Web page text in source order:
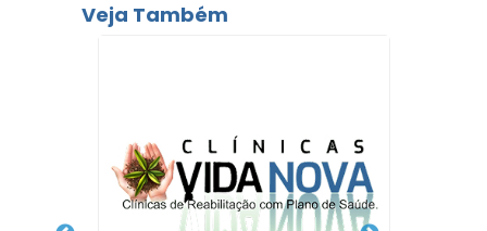
Veja Também